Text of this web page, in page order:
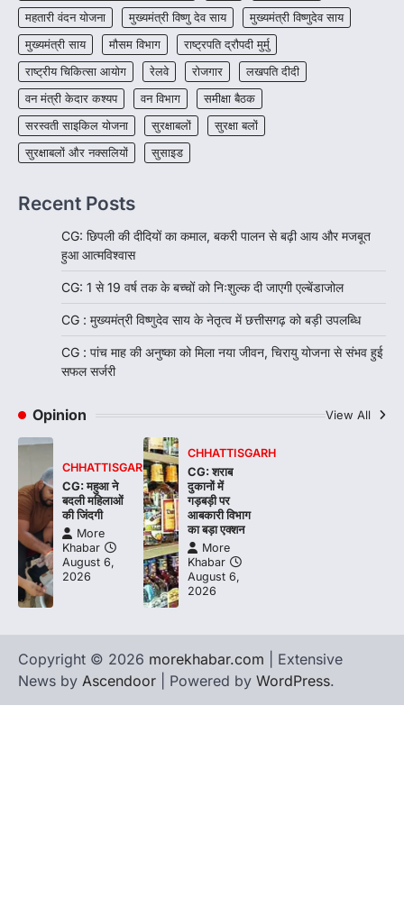
महतारी वंदन योजना मुख्यमंत्री विष्णु देव साय
मुख्यमंत्री विष्णुदेव साय
मुख्यमंत्री साय
मौसम विभाग
राष्ट्रपति द्रौपदी मुर्मु
राष्ट्रीय चिकित्सा आयोग
रेलवे रोजगार
लखपति दीदी
वन मंत्री केदार कश्यप
वन विभाग
समीक्षा बैठक
सरस्वती साइकिल योजना
सुरक्षाबलों
सुरक्षा बलों
सुरक्षाबलों और नक्सलियों
सुसाइड
Recent Posts
CG: छिपली की दीदियों का कमाल, बकरी पालन से बढ़ी आय और मजबूत
हुआ आत्मविश्वास
CG: 1 से 19 वर्ष तक के बच्चों को निःशुल्क दी जाएगी एल्बेंडाजोल
CG : मुख्यमंत्री विष्णुदेव साय के नेतृत्व में छत्तीसगढ़ को बड़ी उपलब्धि
CG : पांच माह की अनुष्का को मिला नया जीवन, चिरायु योजना से संभव हुई
सफल सर्जरी
Opinion View All
CHHATTISGARH
CG: महुआ ने
बदली महिलाओं
की जिंदगी
More
Khabar
August 6,
2026
CHHATTISGARH
CG: शराब
दुकानों में
गड़बड़ी पर
आबकारी विभाग
का बड़ा एक्शन
More
Khabar
August 6,
2026
Copyright © 2026 morekhabar.com | Extensive
News by Ascendoor | Powered by WordPress.